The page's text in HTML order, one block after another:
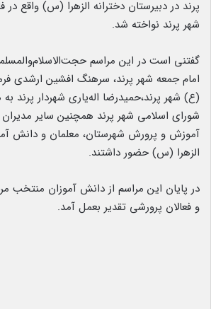
شهر پرند نواخته شد.
گفتنی است در این مراسم
امام جمعه شهر پرند، سرهنگ افشین ارشدی
(ع) شهر پرند،حمیدرضا اله‌یاری شهردار پرند
شورای اسلامی شهر پرند همچنین سایر مدیران
آموزش و پرورش شهرستان، معلمان و دانش
الزهرا (س) حضور داشتند.
در پایان این مراسم از دانش آموزان منتخب
و فعالان پرورشی تقدیر بعمل آمد.